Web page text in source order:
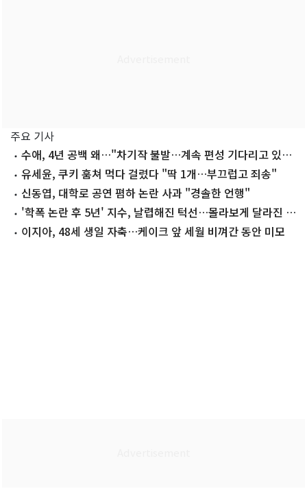
주요 기사
수애, 4년 공백 왜…"차기작 불발…계속 편성 기다리고 있
다"유세윤, 쿠키 훔쳐 먹다 걸렸다 "딱 1개…부끄럽고 죄송"
신동엽, 대학로 공연 폄하 논란 사과 "경솔한 언행"
'학폭 논란 후 5년' 지수, 날렵해진 턱선…몰라보게 달라진 근
황 이지아, 48세 생일 자축…케이크 앞 세월 비껴간 동안 미모